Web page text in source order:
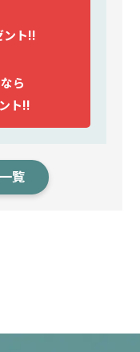
ント!!
ら
ト!!
覧